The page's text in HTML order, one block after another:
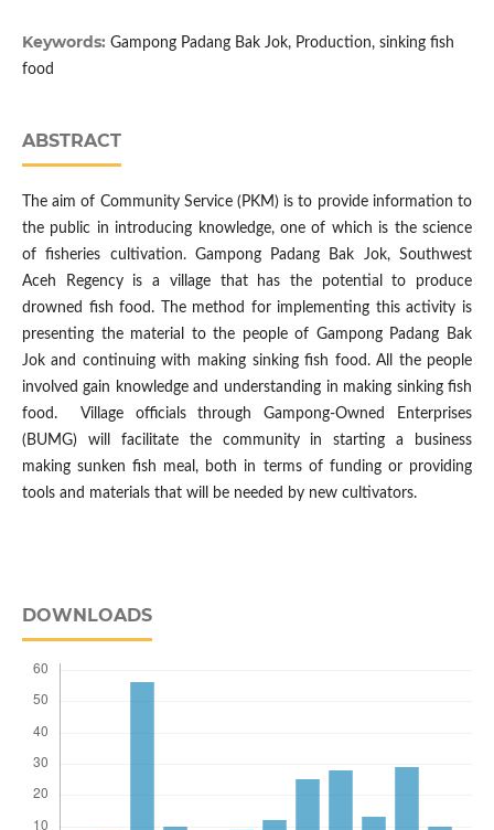
Keywords: Gampong Padang Bak Jok, Production, sinking fish
food
ABSTRACT
The aim of Community Service (PKM) is to provide information to
the public in introducing knowledge, one of which is the science
of fisheries cultivation. Gampong Padang Bak Jok, Southwest
Aceh Regency is a village that has the potential to produce
drowned fish food. The method for implementing this activity is
presenting the material to the people of Gampong Padang Bak
Jok and continuing with making sinking fish food. All the people
involved gain knowledge and understanding in making sinking fish
food. Village officials through Gampong-Owned Enterprises
(BUMG) will facilitate the community in starting a business
making sunken fish meal, both in terms of funding or providing
tools and materials that will be needed by new cultivators.
DOWNLOADS